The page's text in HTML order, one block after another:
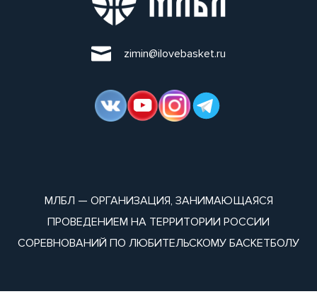
zimin@ilovebasket.ru
МЛБЛ — ОРГАНИЗАЦИЯ, ЗАНИМАЮЩАЯСЯ
ПРОВЕДЕНИЕМ НА ТЕРРИТОРИИ РОССИИ
СОРЕВНОВАНИЙ ПО ЛЮБИТЕЛЬСКОМУ БАСКЕТБОЛУ